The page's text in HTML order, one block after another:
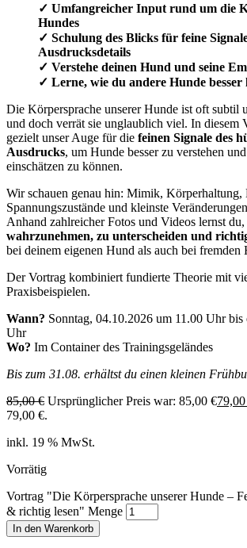
✓ Umfangreicher Input rund um die
Hundes
✓ Schulung des Blicks für feine
Ausdrucksdetails
✓ Verstehe deinen Hund und seine
✓ Lerne, wie du andere Hunde besser
Die Körpersprache unserer Hunde ist oft subtil
und doch verrät sie unglaublich viel. In diesem
gezielt unser Auge für die feinen Signale des
Ausdrucks, um Hunde besser zu verstehen
einschätzen zu können.
Wir schauen genau hin: Mimik, Körperhaltung,
Spannungszustände und kleinste
Anhand zahlreicher Fotos und Videos lernst du,
wahrzunehmen, zu unterscheiden und
bei deinem eigenen Hund als auch bei fremden
Der Vortrag kombiniert fundierte Theorie mit
Praxisbeispielen.
Wann? Sonntag, 04.10.2026 um 11.00 Uhr
Uhr
Wo? Im Container des Trainingsgeländes
Bis zum 31.08. erhältst du einen kleinen
85,00€ Ursprünglicher Preis war: 85,00 €79,00
79,00 €.
inkl. 19 % MwSt.
Vorrätig
Vortrag "Die Körpersprache unserer Hunde –
& richtig lesen" Menge
In den Warenkorb